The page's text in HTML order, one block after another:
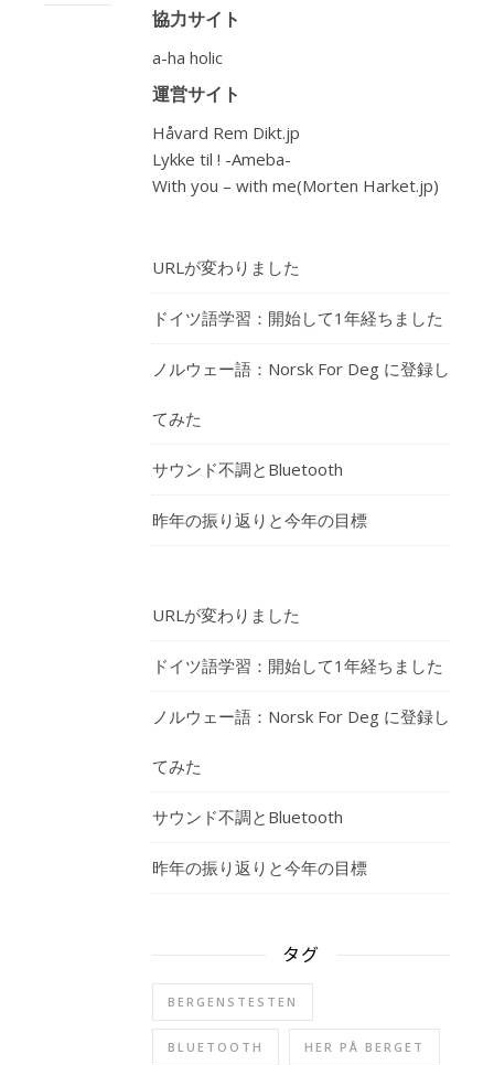
協力サイト
a-ha holic
運営サイト
Håvard Rem Dikt.jp
Lykke til ! -Ameba-
With you – with me(Morten Harket.jp)
URLが変わりました
ドイツ語学習：開始して1年経ちました
ノルウェー語：Norsk For Deg に登録し
てみた
サウンド不調とBluetooth
昨年の振り返りと今年の目標
URLが変わりました
ドイツ語学習：開始して1年経ちました
ノルウェー語：Norsk For Deg に登録し
てみた
サウンド不調とBluetooth
昨年の振り返りと今年の目標
タグ
BERGENSTESTEN
BLUETOOTH HER PÅ BERGET